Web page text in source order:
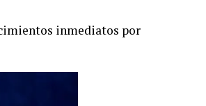
inmediatos por